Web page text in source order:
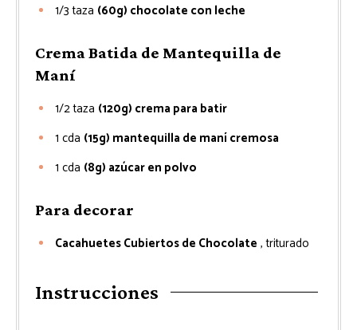
1/3 taza (60g) chocolate con leche
Crema Batida de Mantequilla de
Maní
1/2taza (120g) crema para batir
1 cda (15g) mantequilla de maní cremosa
1 cda (8g) azúcar en polvo
Para decorar
Cacahuetes Cubiertos de Chocolate , triturado
Instrucciones